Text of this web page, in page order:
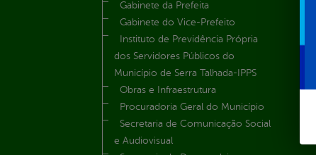
Gabinete da Prefeita
Gabinete do Vice-Prefeito
Instituto de Previdência Própria
dos Servidores Públicos do
Município de Serra Talhada-IPPS
Obras e Infraestrutura
Procuradoria Geral do Município
Secretaria de Comunicação Social
e Audiovisual